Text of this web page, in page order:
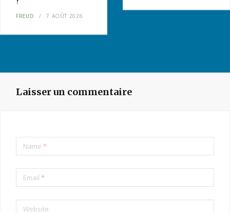
FREUD 7 AOÛT 2026
Laisser un commentaire
Name *
Email *
Website